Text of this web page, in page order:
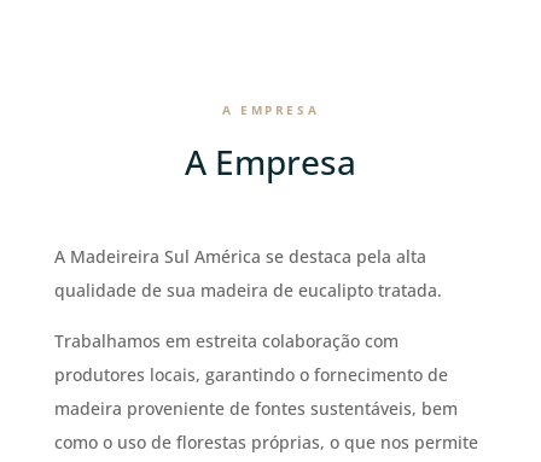
A EMPRESA
A Empresa
A Madeireira Sul América se destaca pela alta
qualidade de sua madeira de eucalipto tratada.
Trabalhamos em estreita colaboração com
produtores locais, garantindo o fornecimento de
madeira proveniente de fontes sustentáveis, bem
como o uso de florestas próprias, o que nos permite